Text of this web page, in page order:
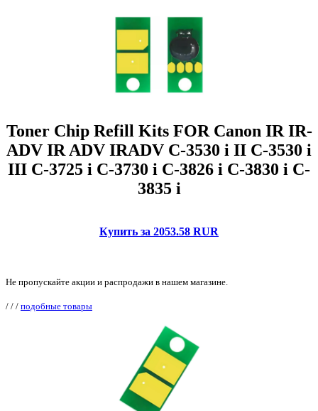
Toner Chip Refill Kits FOR Canon IR IR-
ADV IR ADV IRADV C-3530 i II C-3530 i
III C-3725 i C-3730 i C-3826 i C-3830 i C-
3835 i
Купить за 2053.58 RUR
Не пропускайте акции и распродажи в нашем магазине.
/ / / подобные товары